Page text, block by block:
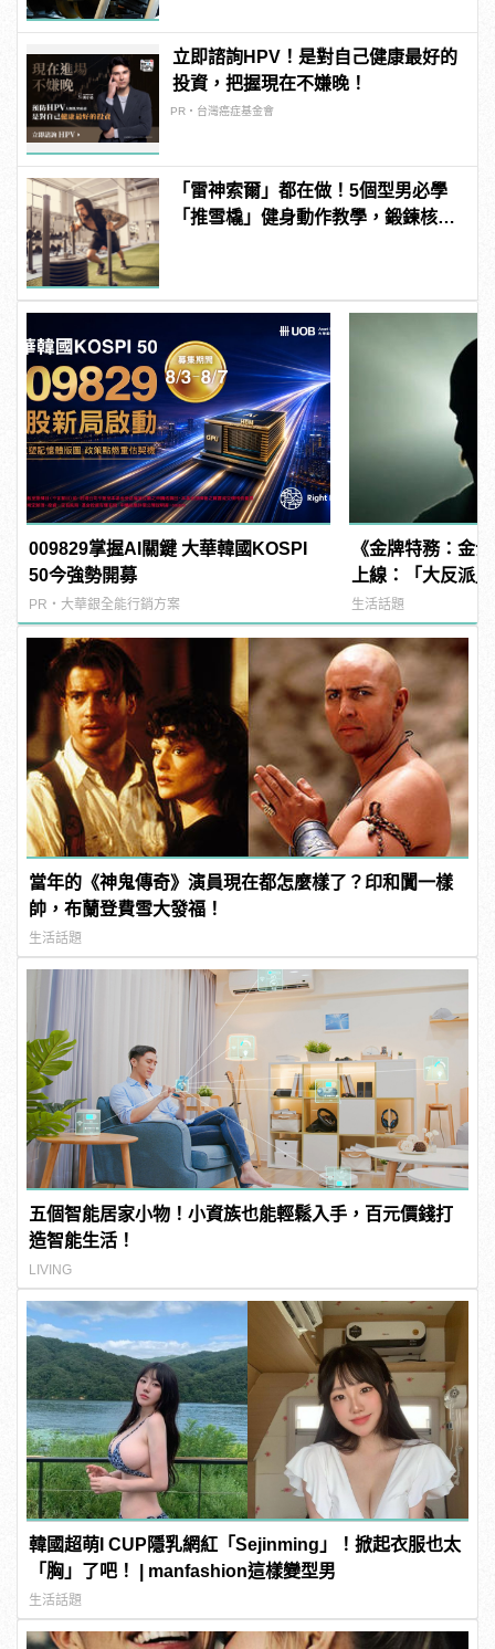
立即諮詢HPV！是對自己健康最好的
投資，把握現在不嫌晚！
PR・台灣癌症基金會
「雷神索爾」都在做！5個型男必學
「推雪橇」健身動作教學，鍛鍊核心
009829掌握AI關鍵 大華韓國KOSPI
50今強勢開募
PR・大華銀全能行銷方案
《金牌特務：金
上線：「大反派
動！
生活話題
當年的《神鬼傳奇》演員現在都怎麼樣了？印和闐一樣
帥，布蘭登費雪大發福！
生活話題
五個智能居家小物！小資族也能輕鬆入手，百元價錢打
造智能生活！
LIVING
韓國超萌I CUP隱乳網紅「Sejinming」！掀起衣服也太
「胸」了吧！ | manfashion這樣變型男
生活話題